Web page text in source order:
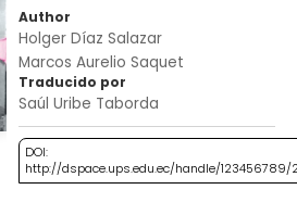
Author
Holger Díaz Salazar
Marcos Aurelio Saquet
Traducido por
Saúl Uribe Taborda
DOI:
http://dspace.ups.edu.ec/handle/123456789/